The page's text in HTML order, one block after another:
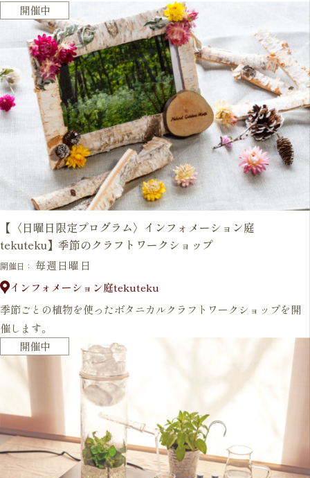
開催中
【〈日曜日限定プログラム〉インフォメーション庭
tekuteku】季節のクラフトワークショップ
開催日： 毎週日曜日
インフォメーション庭tekuteku
季節ごとの植物を使ったボタニカルクラフトワークショップを開
催します。
開催中